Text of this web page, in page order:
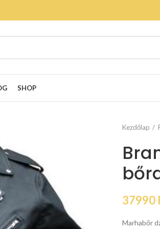
SHOP
Kezdőlap
37990
Marhabőr